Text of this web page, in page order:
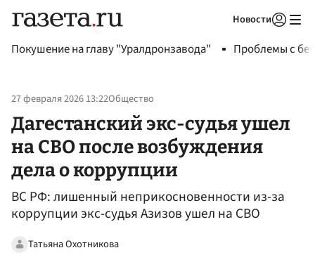
Новости
Покушение на главу "Уралдронзавода" Проблемы с
27 февраля 2026 13:22Общество
Дагестанский экс-судья ушел
на СВО после возбуждения
дела о коррупции
ВС РФ: лишенный неприкосновенности из-за
коррупции экс-судья Азизов ушел на СВО
Татьяна Охотникова